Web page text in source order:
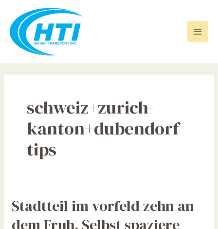
content
schweiz+zurich-
kanton+dubendorf
tips
Stadtteil im vorfeld zehn an
dem Fruh. Selbst spaziere
Stadtteil
im
vorfeld